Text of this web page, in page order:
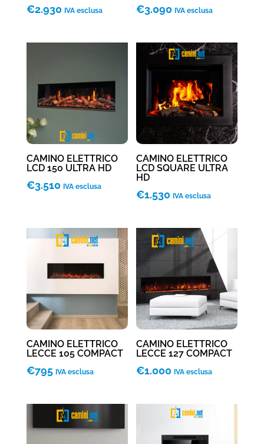
€2.930 IVA esclusa €3.090 IVA esclusa
CAMINO ELETTRICO
LCD 150 ULTRA HD
€3.510 IVA esclusa
CAMINO ELETTRICO
LCD SQUARE ULTRA
HD
€1.530 IVA esclusa
CAMINO ELETTRICO
LECCE 105 COMPACT
€795 IVA esclusa
CAMINO ELETTRICO
LECCE 127 COMPACT
€1.000 IVA esclusa